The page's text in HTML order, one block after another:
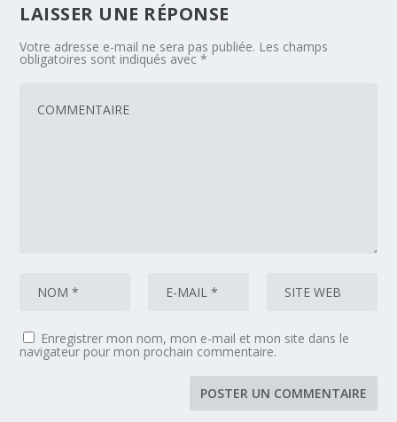
LAISSER UNE RÉPONSE
Votre adresse e-mail ne sera pas publiée. Les champs
obligatoires sont indiqués avec*
Enregistrer mon nom, mon e-mail et mon site dans le
navigateur pour mon prochain commentaire.